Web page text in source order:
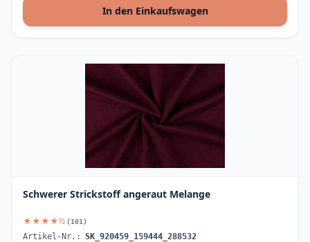
In den Einkaufswagen
Schwerer Strickstoff angeraut Melange
★★★★½ (101)
Artikel-Nr.: SK_920459_159444_288532